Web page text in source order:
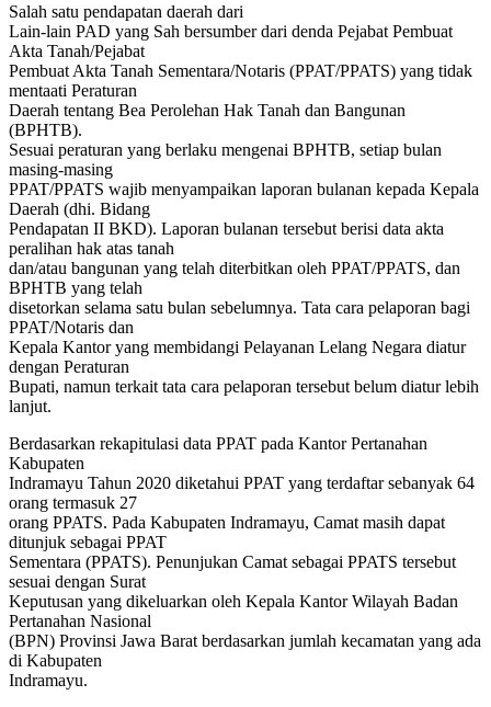
Salah satu pendapatan daerah dari
Lain-lain PAD yang Sah bersumber dari denda Pejabat Pembuat
Akta Tanah/Pejabat
Pembuat Akta Tanah Sementara/Notaris (PPAT/PPATS) yang tidak
mentaati Peraturan
Daerah tentang Bea Perolehan Hak Tanah dan Bangunan
(BPHTB).
Sesuai peraturan yang berlaku mengenai BPHTB, setiap bulan
masing-masing
PPAT/PPATS wajib menyampaikan laporan bulanan kepada Kepala
Daerah (dhi. Bidang
Pendapatan II BKD). Laporan bulanan tersebut berisi data akta
peralihan hak atas tanah
dan/atau bangunan yang telah diterbitkan oleh PPAT/PPATS, dan
BPHTB yang telah
disetorkan selama satu bulan sebelumnya. Tata cara pelaporan bagi
PPAT/Notaris dan
Kepala Kantor yang membidangi Pelayanan Lelang Negara diatur
dengan Peraturan
Bupati, namun terkait tata cara pelaporan tersebut belum diatur lebih
lanjut.
Berdasarkan rekapitulasi data PPAT pada Kantor Pertanahan
Kabupaten
Indramayu Tahun 2020 diketahui PPAT yang terdaftar sebanyak 64
orang termasuk 27
orang PPATS. Pada Kabupaten Indramayu, Camat masih dapat
ditunjuk sebagai PPAT
Sementara (PPATS). Penunjukan Camat sebagai PPATS tersebut
sesuai dengan Surat
Keputusan yang dikeluarkan oleh Kepala Kantor Wilayah Badan
Pertanahan Nasional
(BPN) Provinsi Jawa Barat berdasarkan jumlah kecamatan yang ada
di Kabupaten
Indramayu.